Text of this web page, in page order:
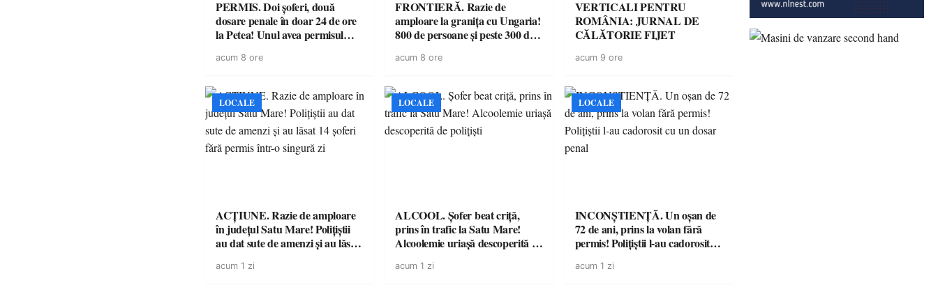
PERMIS. Doi șoferi, două
dosare penale în doar 24 de ore
la Petea! Unul avea permisul
niciodată permis
acum 8 ore
FRONTIERĂ. Razie de
amploare la granița cu Ungaria!
800 de persoane și peste 300 de
acum 8 ore
VERTICALI PENTRU
ROMÂNIA: JURNAL DE
CĂLĂTORIE FIJET
acum 9 ore
LOCALE
ACȚIUNE. Razie de amploare
în județul Satu Mare! Polițiștii
au dat sute de amenzi și au lăsat
singură zi
acum 1 zi
LOCALE
ALCOOL. Șofer beat criță,
prins în trafic la Satu Mare!
Alcoolemie uriașă descoperită de
acum 1 zi
LOCALE
INCONȘTIENȚĂ. Un oșan de
72 de ani, prins la volan fără
permis! Polițiștii l-au cadorosit
acum 1 zi